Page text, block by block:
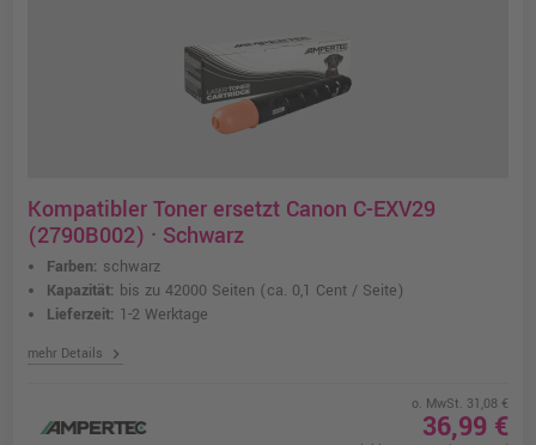
Kompatibler Toner ersetzt Canon C-EXV29
(2790B002) · Schwarz
Farben: schwarz
Kapazität: bis zu 42000 Seiten (ca. 0,1 Cent / Seite)
Lieferzeit: 1-2 Werktage
mehr Details chevron_right
o. MwSt. 31,08 €
36,99 €